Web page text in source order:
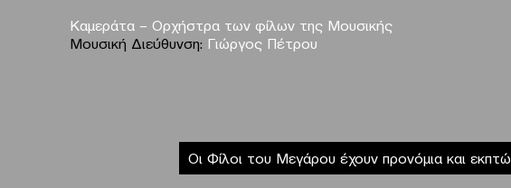
Καμεράτα – Ορχήστρα των φίλων της Μουσικής
Μουσική Διεύθυνση: Γιώργος Πέτρου
Οι Φίλοι του Μεγάρου έχουν προνόμια και